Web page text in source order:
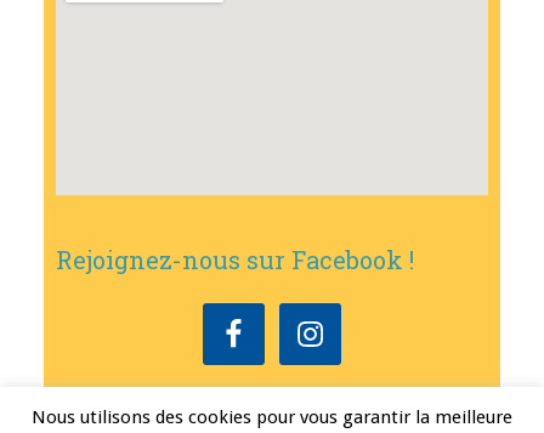
Rejoignez-nous sur Facebook !
Nous utilisons des cookies pour vous garantir la meilleure